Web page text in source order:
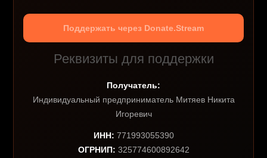
Поддержать через Donate.Stream
Реквизиты для поддержки
Получатель:
Индивидуальный предприниматель Митяев Никита
Игоревич
ИНН: 771993055390
ОГРНИП: 325774600892642